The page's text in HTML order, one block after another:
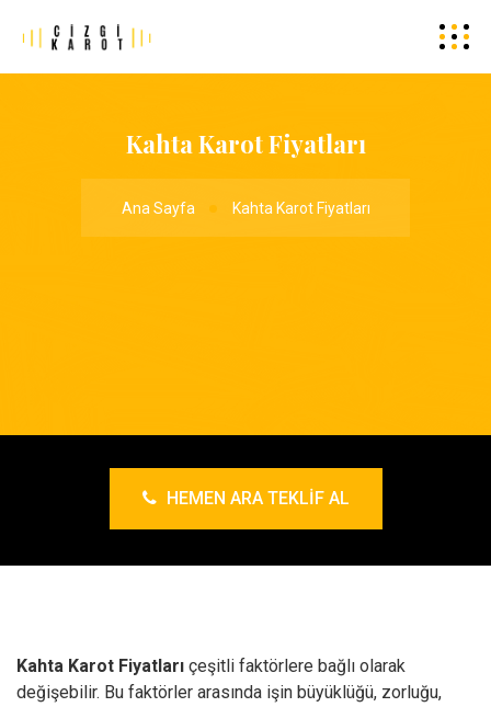
Kahta Karot Fiyatları
Ana Sayfa Kahta Karot Fiyatları
HEMEN ARA TEKLIF AL
Kahta Karot Fiyatları çeşitli faktörlere bağlı olarak
değişebilir. Bu faktörler arasında işin büyüklüğü, zorluğu,